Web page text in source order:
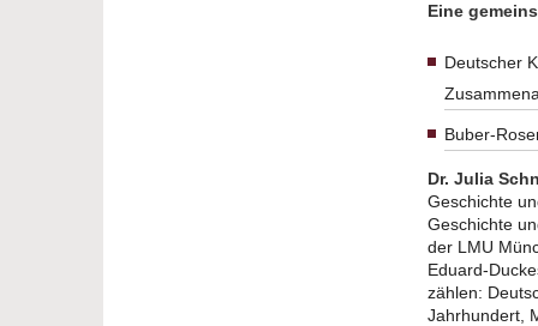
Eine
Deutscher
Buber-
Dr. Julia
Geschichte
Geschichte
der LMU
Eduard-
zählen:
Jahrhundert,